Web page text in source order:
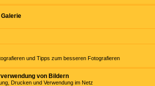
und Tipps zum besseren Fotografieren
von Bildern
Drucken und Verwendung im Netz